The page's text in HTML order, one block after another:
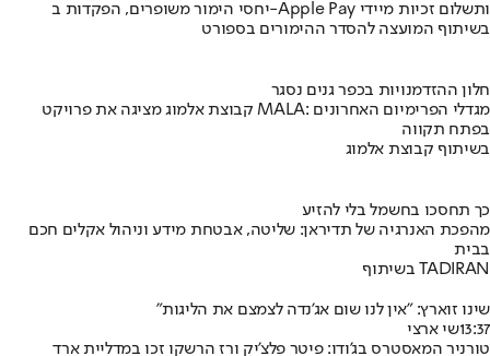
יחסי הימור משופרים, הפקדות ב-Apple Pay ותשלום זכיות מיידי
בשיתוף המועצה להסדר ההימורים בספורט
חלון ההזדמנויות בכפר גנים נסגר
קבוצת אלמוג מציגה את פרויקט MALA: מגדלי הפרימיום האחרונים
בפתח תקווה
בשיתוף קבוצת אלמוג
כך תחסכו בחשמל בלי להזיע
מהפכת האנרגיה של תדיראן: שליטה, אבטחת מידע וניהול אקלים חכם
בבית
בשיתוף TADIRAN
שינו זוארץ: "אין לנו שום אג'נדה לצמצם את הליגות"
13:37שי ארצי
טורניר המאסטרס בג'ודו: פיטר פלצ'יק ורז הרשקו זכו במדליית ארד